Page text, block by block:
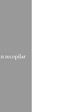
recopilar